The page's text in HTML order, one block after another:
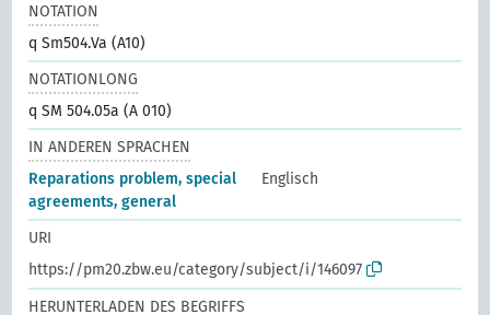
NOTATION
q Sm504.Va (A10)
NOTATIONLONG
q SM 504.05a (A 010)
IN ANDEREN SPRACHEN
Reparations problem, special
agreements, general
Englisch
URI
https://pm20.zbw.eu/category/subject/i/146097
HERUNTERLADEN DES BEGRIFFS